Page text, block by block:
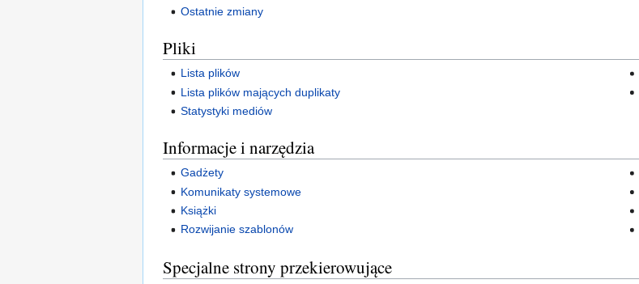
Ostatnie zmiany
Pliki
Lista plików
Lista plików mających duplikaty
Statystyki mediów
Informacje i narzędzia
Gadżety
Komunikaty systemowe
Książki
Rozwijanie szablonów
Specjalne strony przekierowujące